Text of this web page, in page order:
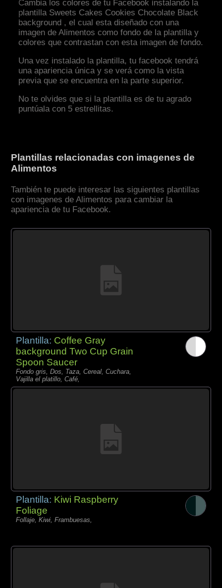
Cambia los colores de tu Facebook instalando la
plantilla Sweets Cakes Cookies Chocolate Black
background , el cual esta diseñado con una
imagen de Alimentos como fondo de la plantilla y
colores que contrastan con esta imagen de fondo.
Una vez instalado la plantilla, tu facebook tendrá
una apariencia única y se verá como la vista
previa que se encuentra en la parte superior.
No te olvides que si la plantilla es de tu agrado
puntúala con 5 estrellitas.
Plantillas relacionadas con imagenes de
Alimentos
También te puede interesar las siguientes plantillas
con imagenes de Alimentos para cambiar la
apariencia de tu Facebook.
Plantilla: Coffee Gray
background Two Cup Grain
Spoon Saucer
Fondo gris, Dos, Taza, Cereal, Cuchara,
Vajilla el platillo, Café,
Plantilla: Kiwi Raspberry
Foliage
Follaje, Kiwi, Frambuesas,